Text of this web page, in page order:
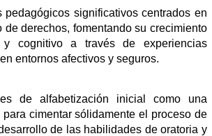
pedagógicos significativos centrados en
de derechos, fomentando su crecimiento
y cognitivo a través de experiencias
entornos afectivos y seguros.
de alfabetización inicial como una
cimentar sólidamente el proceso de
de las habilidades de oratoria y